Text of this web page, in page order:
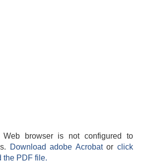
Web browser is not configured to
Download adobe Acrobatorclick
the PDF file.